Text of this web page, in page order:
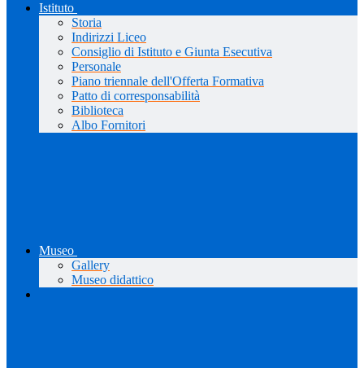
Istituto
Storia
Indirizzi Liceo
Consiglio di Istituto e Giunta Esecutiva
Personale
Piano triennale dell'Offerta Formativa
Patto di corresponsabilità
Biblioteca
Albo Fornitori
Museo
Gallery
Museo didattico